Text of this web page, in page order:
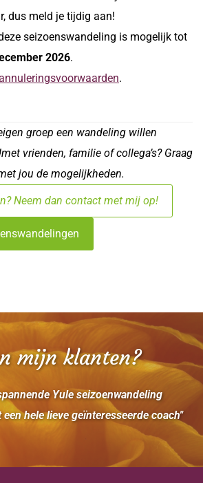
dus meld je tijdig aan!
seizoenswandeling is mogelijk tot
2026.
.
groep een wandeling willen
vrienden, familie of collega’s? Graag
jou de mogelijkheden.
Neem dan contact met mij op!
mijn klanten?
Yule seizoenwandeling
hele lieve geïnteresseerde coach"